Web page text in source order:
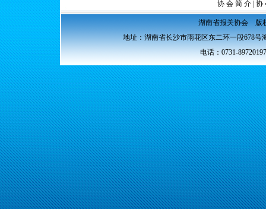
协 会 简 介| 协
湖南省报关协会 版
地址：湖南省长沙市雨花区东二环一段678
电话：0731-